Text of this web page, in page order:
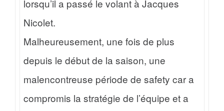
lorsqu’il a passé le volant à Jacques
Nicolet.
Malheureusement, une fois de plus
depuis le début de la saison, une
malencontreuse période de safety car a
compromis la stratégie de l’équipe et a